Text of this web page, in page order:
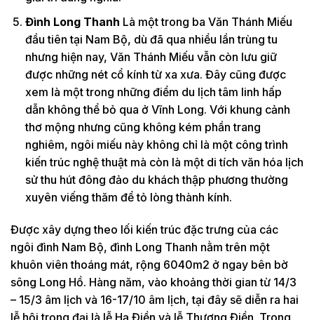
Đình Long Thanh Là một trong ba Văn Thánh Miếu
đầu tiên tại Nam Bộ, dù đã qua nhiều lần trùng tu
nhưng hiện nay, Văn Thánh Miếu vẫn còn lưu giữ
được những nét cổ kính từ xa xưa. Đây cũng được
xem là một trong những điểm du lịch tâm linh hấp
dẫn không thể bỏ qua ở Vĩnh Long. Với khung cảnh
thơ mộng nhưng cũng không kém phần trang
nghiêm, ngôi miếu này không chỉ là một công trình
kiến trúc nghệ thuật mà còn là một di tích văn hóa lịch
sử thu hút đông đảo du khách thập phương thường
xuyên viếng thăm để tỏ lòng thành kính.
Được xây dựng theo lối kiến trúc đặc trưng của các
ngôi đình Nam Bộ, đình Long Thanh nằm trên một
khuôn viên thoáng mát, rộng 6040m2 ở ngay bên bờ
sông Long Hồ. Hàng năm, vào khoảng thời gian từ 14/3
– 15/3 âm lịch và 16-17/10 âm lịch, tại đây sẽ diễn ra hai
lễ hội trọng đại là lễ Hạ Điền và lễ Thượng Điền. Trong